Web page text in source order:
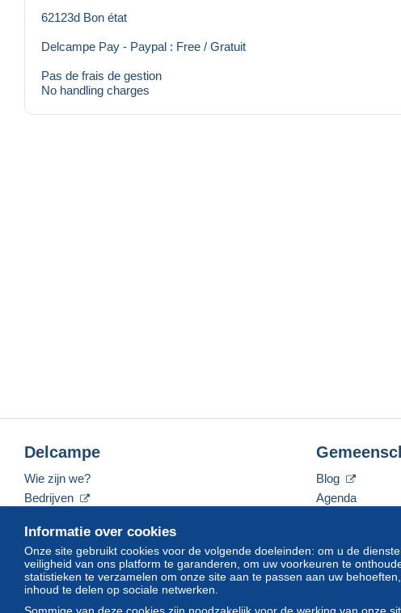
62123d Bon état
Delcampe Pay - Paypal : Free / Gratuit
Pas de frais de gestion
No handling charges
Informatie over cookies
Onze site gebruikt cookies voor de volgende doeleinden: om u de
veiligheid van ons platform te garanderen, om uw voorkeuren te
statistieken te verzamelen om onze site aan te passen aan uw
inhoud te delen op sociale netwerken.
Delcampe
Wie zijn we?
Bedrijven
Neem contact met ons op
Blog
Agenda